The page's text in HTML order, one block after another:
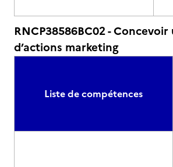
RNCP38586BC02 -
d’actions marketing
Liste de compétences